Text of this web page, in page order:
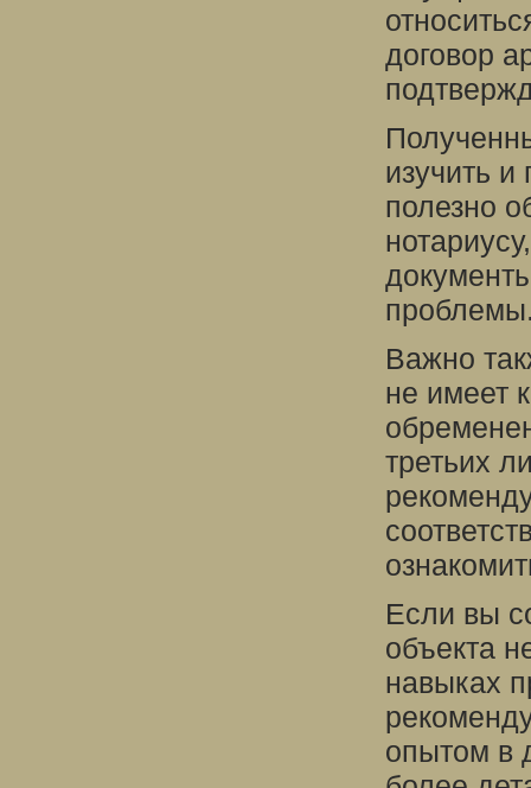
договор
изучить и
полезно
Важно
не имеет
третьих
Если вы
объекта
навыках
опытом в